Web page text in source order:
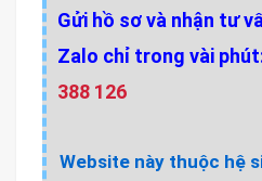
Gửi hồ sơ và nhận tư
Zalo chỉ trong vài
388 126
Website này thuộc hệ